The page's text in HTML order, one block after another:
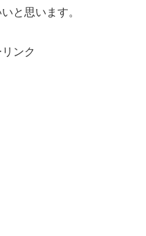
と思います。
ンク